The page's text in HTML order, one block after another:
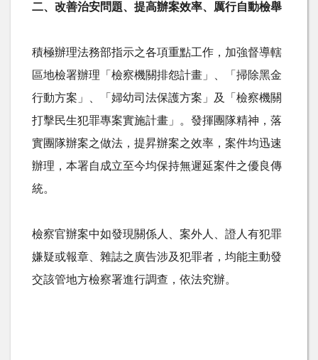
二、改善治安問題、提高辦案效率、厲行自動檢舉
積極辦理法務部指示之各項重點工作，加強督導轄
區地檢署辦理「檢察機關排怨計畫」、「掃除黑金
行動方案」、「婦幼司法保護方案」及「檢察機關
打擊民生犯罪專案實施計畫」。發揮團隊精神，落
實團隊辦案之做法，提昇辦案之效率，案件均迅速
辦理，本署自成立至今均保持無遲延案件之優良傳
統。
檢察官辦案中如發現關係人、案外人、證人有犯罪
嫌疑或報章、雜誌之廣告涉及犯罪者，均能主動發
交該管地方檢察署進行調查，依法究辦。